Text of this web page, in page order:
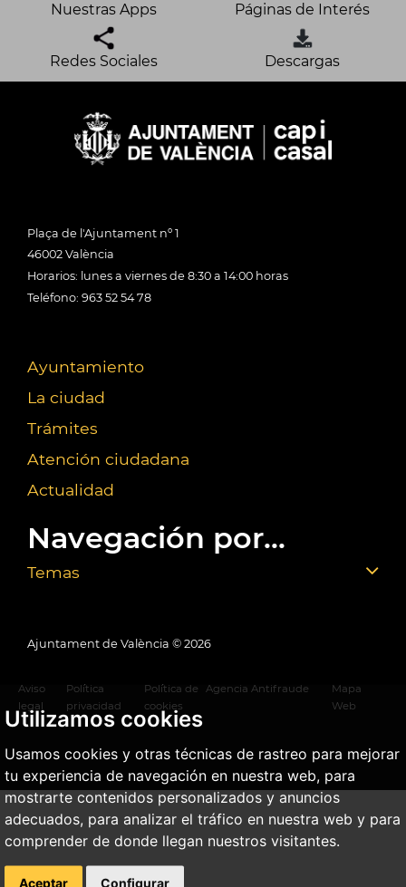
Utilizamos cookies
Usamos cookies y otras técnicas de rastreo para mejorar
tu experiencia de navegación en nuestra web, para
mostrarte contenidos personalizados y anuncios
adecuados, para analizar el tráfico en nuestra web y para
comprender de donde llegan nuestros visitantes.
Aceptar Configurar
Nuestras Apps Páginas de Interés
Redes Sociales Descargas
Plaça de l'Ajuntament nº 1
46002 València
Horarios: lunes a viernes de 8:30 a 14:00 horas
Teléfono: 963 52 54 78
Ayuntamiento
La ciudad
Trámites
Atención ciudadana
Actualidad
Navegación por...
Temas
Ajuntament de València © 2026
Aviso
legal
Política
privacidad
Política de
cookies
Agencia Antifraude
Mapa
Web